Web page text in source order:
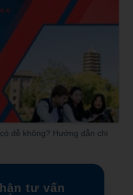
dễ không? Hướng dẫn chi
tư vấn